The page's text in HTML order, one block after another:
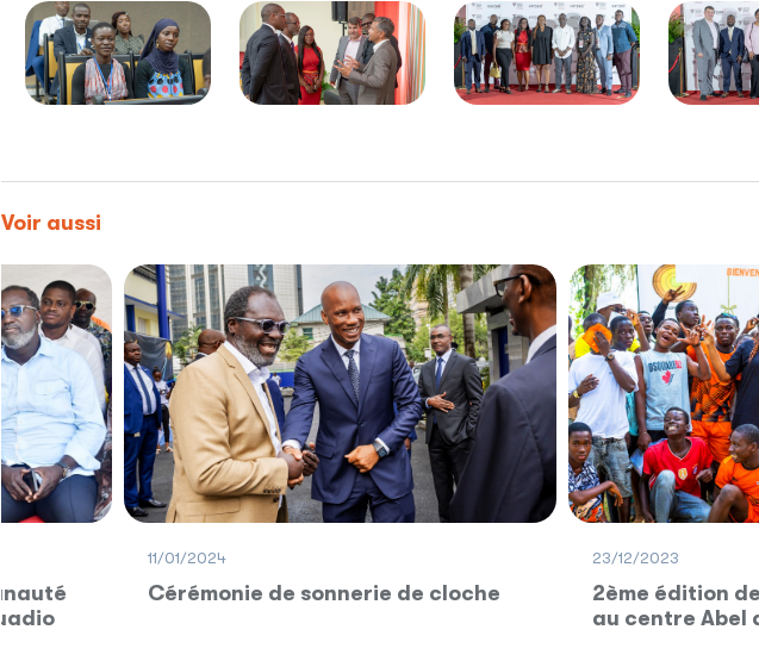
Voir aussi
Cérémonie de sonnerie de cloche
2ème édition des festivités
au centre Abel de Grand-